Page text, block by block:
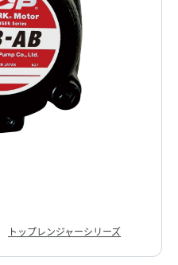
トップレンジャーシリーズ